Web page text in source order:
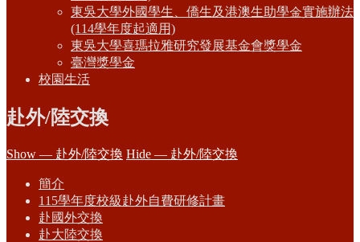
東吳大學外國學生、僑生及港澳生助學金實施辦法
(114學年度起適用)
東吳大學喜瑪拉雅研究發展基金會獎學金
臺灣獎學金
校園生活
赴外/陸交換
Show — 赴外/陸交換 Hide — 赴外/陸交換
簡介
115學年度校級赴外自費研修計畫
赴國外交換
赴大陸交換